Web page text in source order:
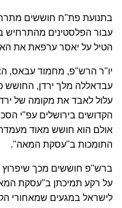
בתנועת פת"ח חוששים
הטיל על יאסר ערפאת את
יו"ר הרש"פ, מחמוד עבאס,
עבדאללה מלך ירדן, החושש
עלול לאבד את מקומה של
אולם הוא חושש מאוד
התומכות ב"עסקת המאה".
ברש"פ חוששים מכך
על רקע תמיכתן ב"עסקת
לישראל במגעים שמאחורי